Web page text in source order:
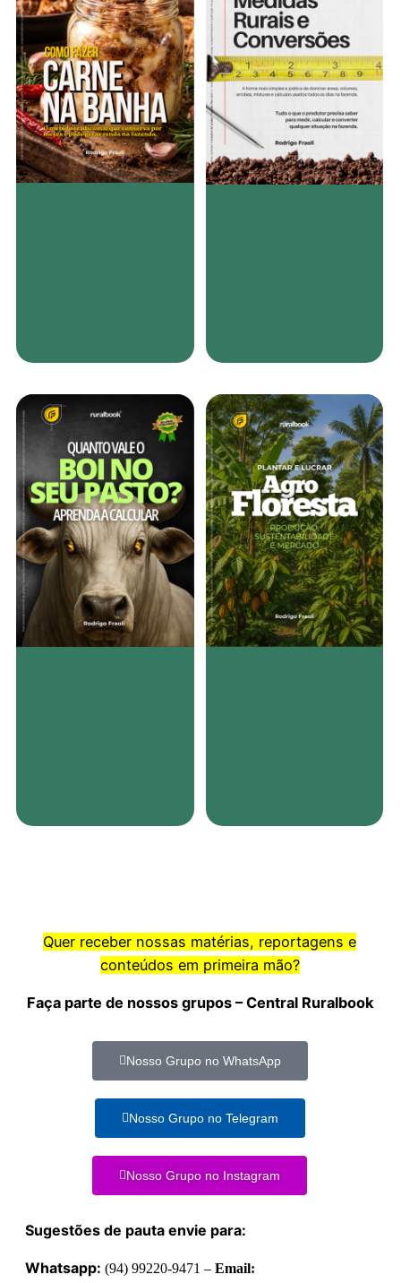
Quer receber nossas matérias, reportagens e
conteúdos em primeira mão?
Faça parte de nossos grupos – Central Ruralbook
Nosso Grupo no WhatsApp
Nosso Grupo no Telegram
Nosso Grupo no Instagram
Sugestões de pauta envie para:
Whatsapp: (94) 99220-9471 – Email: